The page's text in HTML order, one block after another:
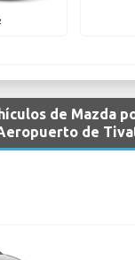
de Mazda
de